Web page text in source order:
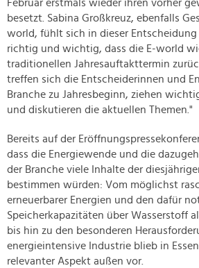
Februar erstmals wieder ihren vorher
besetzt. Sabina Großkreuz, ebenfalls
world, fühlt sich in dieser
richtig und wichtig, dass die E-world
traditionellen Jahresauftakttermin
treffen sich die Entscheiderinnen und
Branche zu Jahresbeginn, ziehen
und diskutieren die aktuellen Themen."
Bereits auf der
dass die Energiewende und die
der Branche viele Inhalte der
bestimmen würden: Vom möglichst
erneuerbarer Energien und den dafür
Speicherkapazitäten über Wasserstoff
bis hin zu den besonderen
energieintensive Industrie blieb in
relevanter Aspekt außen vor.